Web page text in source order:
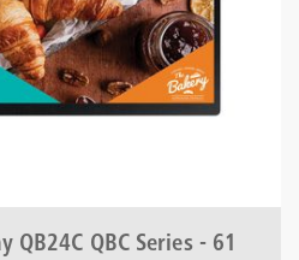
QB24C QBC Series - 61